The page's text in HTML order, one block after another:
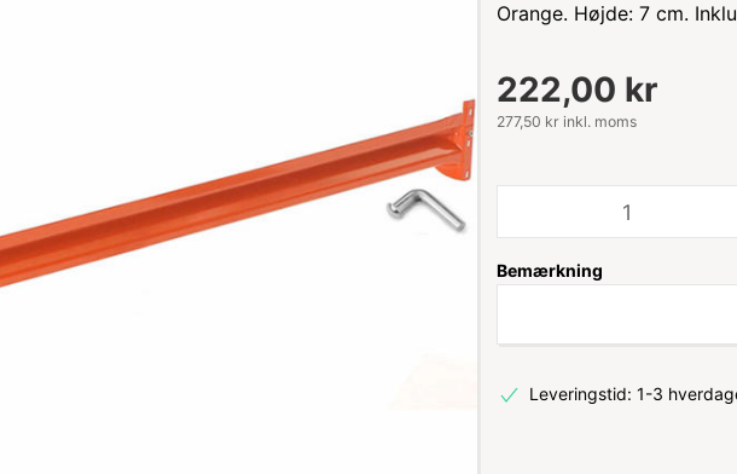
Orange. Højde: 7 cm.
222,00 kr
277,50 kr inkl. moms
Bemærkning
Leveringstid: 1-3